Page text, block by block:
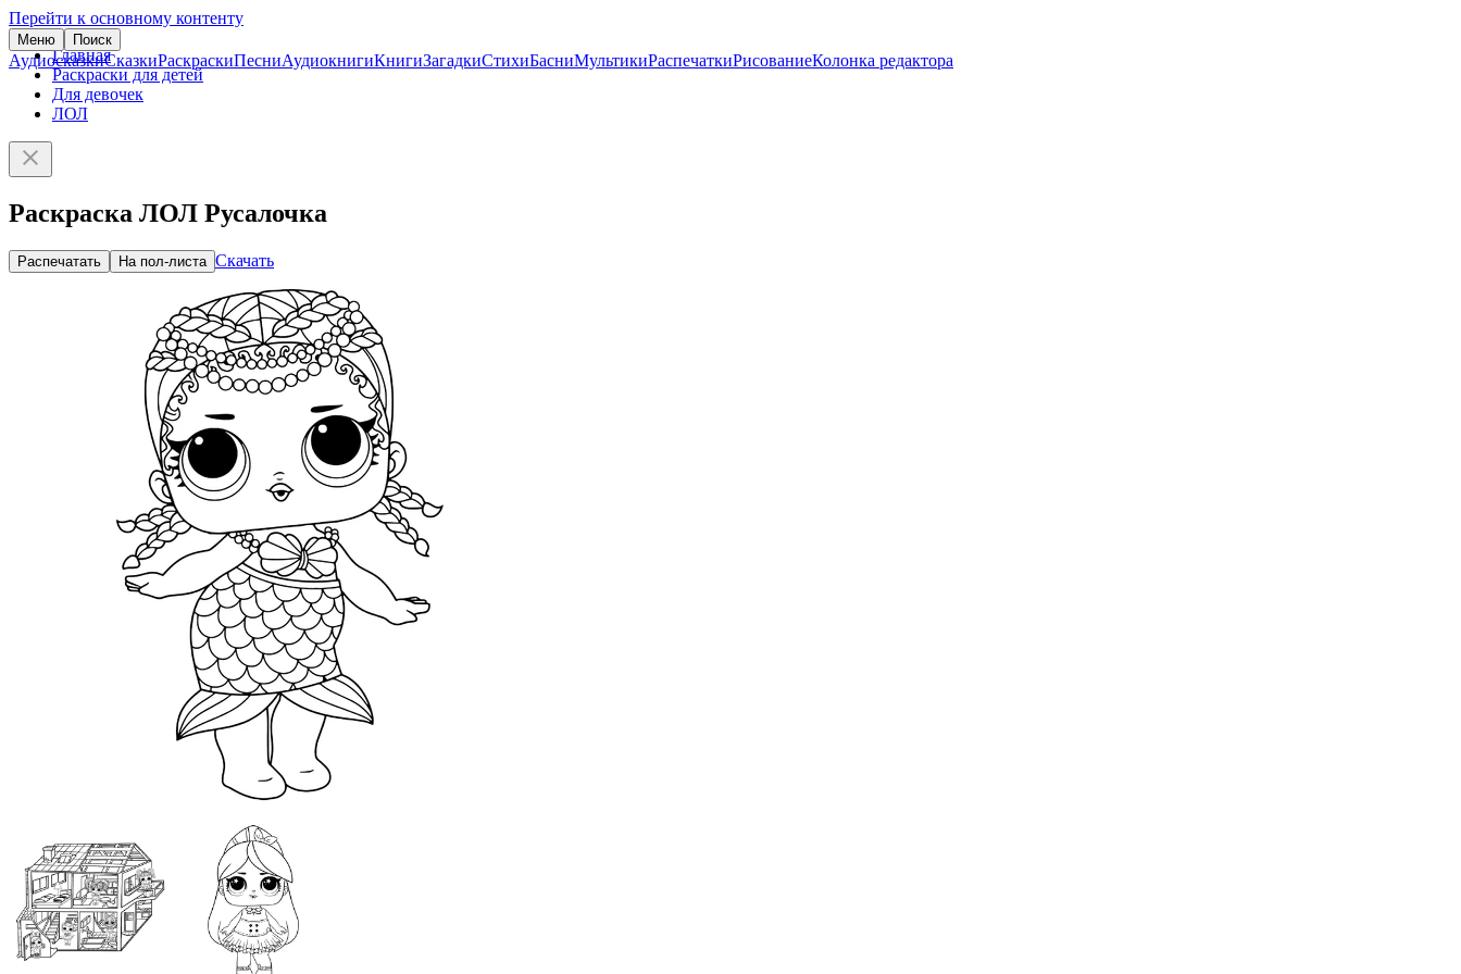
Перейти к основному контенту
Меню Поиск
АудиосказкиСказкиРаскраскиПесниАудиокнигиКнигиЗагадкиСтихиБасниМультикиРаспечаткиРисованиеКолонка редактора
Главная
Раскраски для детей
Для девочек
ЛОЛ
Раскраска ЛОЛ Русалочка
Распечатать На пол-листа Скачать